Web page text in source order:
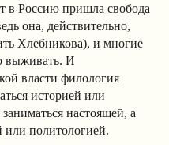
в Россию пришла свобода
она, действительно,
Хлебникова), и многие
выживать. И
власти филология
историей или
настоящей, а
или политологией.